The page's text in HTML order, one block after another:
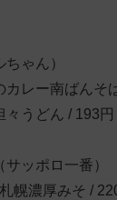
ゃん）
カレー南ばんそ
々うどん / 193円
ッポロ一番）
幌濃厚みそ /